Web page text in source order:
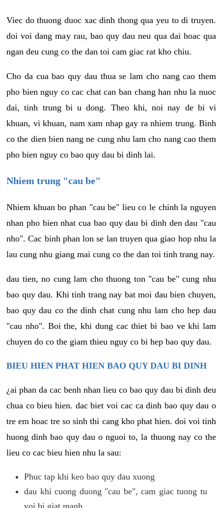
Viec do thuong duoc xac dinh thong qua yeu to di truyen.
doi voi dang may rau, bao quy dau neu qua dai hoac qua
ngan deu cung co the dan toi cam giac rat kho chiu.
Cho da cua bao quy dau thua se lam cho nang cao them
pho bien nguy co cac chat can ban chang han nhu la nuoc
dai, tinh trung bi u dong. Theo khi, noi nay de bi vi
khuan, vi khuan, nam xam nhap gay ra nhiem trung. Binh
co the dien bien nang ne cung nhu lam cho nang cao them
pho bien nguy co bao quy dau bi dinh lai.
Nhiem trung "cau be"
Nhiem khuan bo phan "cau be" lieu co le chinh la nguyen
nhan pho bien nhat cua bao quy dau bi dinh den dau "cau
nho". Cac binh phan lon se lan truyen qua giao hop nhu la
lau cung nhu giang mai cung co the dan toi tinh trang nay.
dau tien, no cung lam cho thuong ton "cau be" cung nhu
bao quy dau. Khi tinh trang nay bat moi dau bien chuyen,
bao quy dau co the dinh chat cung nhu lam cho hep dau
"cau nho". Boi the, khi dung cac thiet bi bao ve khi lam
chuyen do co the giam thieu nguy co bi hep bao quy dau.
BIEU HIEN PHAT HIEN BAO QUY DAU BI DINH
¿ai phan da cac benh nhan lieu co bao quy dau bi dinh deu
chua co bieu hien. dac biet voi cac ca dinh bao quy dau o
tre em hoac tre so sinh thi cang kho phat hien. doi voi tinh
huong dinh bao quy dau o nguoi to, la thuong nay co the
lieu co cac bieu hien nhu la sau:
Phuc tap khi keo bao quy dau xuong
dau khi cuong duong "cau be", cam giac tuong tu